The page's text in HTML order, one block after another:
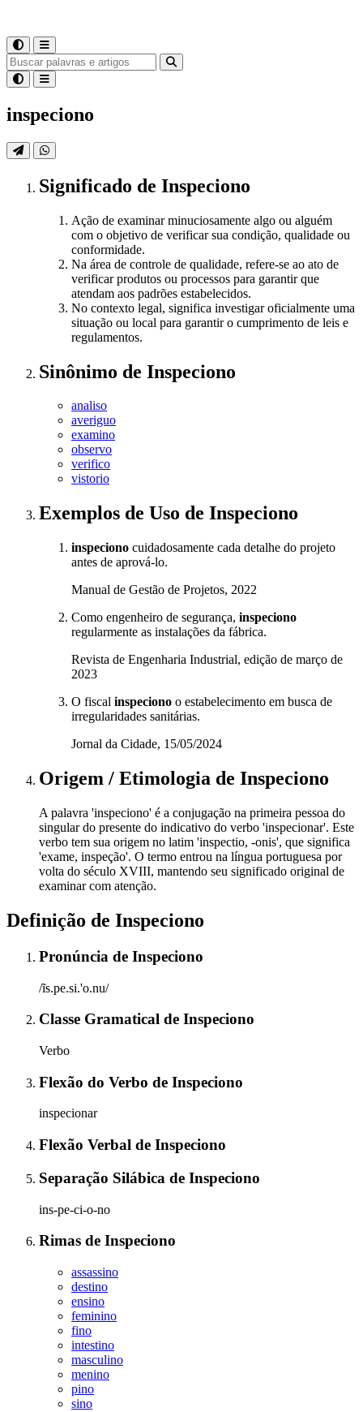
inspeciono
Significado de Inspeciono
Ação de examinar minuciosamente algo ou alguém
com o objetivo de verificar sua condição, qualidade ou
conformidade.
Na área de controle de qualidade, refere-se ao ato de
verificar produtos ou processos para garantir que
atendam aos padrões estabelecidos.
No contexto legal, significa investigar oficialmente uma
situação ou local para garantir o cumprimento de leis e
regulamentos.
Sinônimo de Inspeciono
analiso
averiguo
examino
observo
verifico
vistorio
Exemplos de Uso de Inspeciono
inspeciono cuidadosamente cada detalhe do projeto
antes de aprová-lo.
Manual de Gestão de Projetos, 2022
Como engenheiro de segurança, inspeciono
regularmente as instalações da fábrica.
Revista de Engenharia Industrial, edição de março de
2023
O fiscal inspeciono o estabelecimento em busca de
irregularidades sanitárias.
Jornal da Cidade, 15/05/2024
Origem / Etimologia de Inspeciono
A palavra 'inspeciono' é a conjugação na primeira pessoa do
singular do presente do indicativo do verbo 'inspecionar'. Este
verbo tem sua origem no latim 'inspectio, -onis', que significa
'exame, inspeção'. O termo entrou na língua portuguesa por
volta do século XVIII, mantendo seu significado original de
examinar com atenção.
Definição de Inspeciono
Pronúncia de Inspeciono
/ĩs.pe.si.'o.nu/
Classe Gramatical de Inspeciono
Verbo
Flexão do Verbo de Inspeciono
inspecionar
Flexão Verbal de Inspeciono
Separação Silábica de Inspeciono
ins-pe-ci-o-no
Rimas de Inspeciono
assassino
destino
ensino
feminino
fino
intestino
masculino
menino
pino
sino